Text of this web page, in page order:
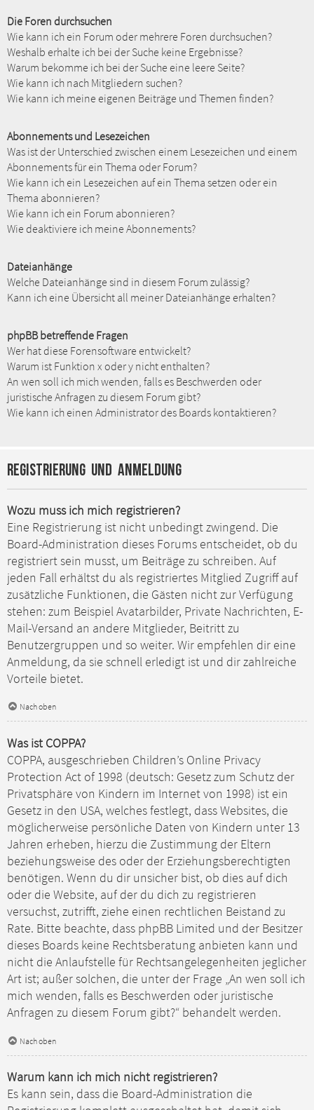
Die Foren durchsuchen
Wie kann ich ein Forum oder mehrere Foren durchsuchen?
Weshalb erhalte ich bei der Suche keine Ergebnisse?
Warum bekomme ich bei der Suche eine leere Seite?
Wie kann ich nach Mitgliedern suchen?
Wie kann ich meine eigenen Beiträge und Themen finden?
Abonnements und Lesezeichen
Was ist der Unterschied zwischen einem Lesezeichen und einem
Abonnements für ein Thema oder Forum?
Wie kann ich ein Lesezeichen auf ein Thema setzen oder ein
Thema abonnieren?
Wie kann ich ein Forum abonnieren?
Wie deaktiviere ich meine Abonnements?
Dateianhänge
Welche Dateianhänge sind in diesem Forum zulässig?
Kann ich eine Übersicht all meiner Dateianhänge erhalten?
phpBB betreffende Fragen
Wer hat diese Forensoftware entwickelt?
Warum ist Funktion x oder y nicht enthalten?
An wen soll ich mich wenden, falls es Beschwerden oder
juristische Anfragen zu diesem Forum gibt?
Wie kann ich einen Administrator des Boards kontaktieren?
Registrierung und Anmeldung
Wozu muss ich mich registrieren?
Eine Registrierung ist nicht unbedingt zwingend. Die
Board-Administration dieses Forums entscheidet, ob du
registriert sein musst, um Beiträge zu schreiben. Auf
jeden Fall erhältst du als registriertes Mitglied Zugriff auf
zusätzliche Funktionen, die Gästen nicht zur Verfügung
stehen: zum Beispiel Avatarbilder, Private Nachrichten, E-
Mail-Versand an andere Mitglieder, Beitritt zu
Benutzergruppen und so weiter. Wir empfehlen dir eine
Anmeldung, da sie schnell erledigt ist und dir zahlreiche
Vorteile bietet.
Nach oben
Was ist COPPA?
COPPA, ausgeschrieben Children’s Online Privacy
Protection Act of 1998 (deutsch: Gesetz zum Schutz der
Privatsphäre von Kindern im Internet von 1998) ist ein
Gesetz in den USA, welches festlegt, dass Websites, die
möglicherweise persönliche Daten von Kindern unter 13
Jahren erheben, hierzu die Zustimmung der Eltern
beziehungsweise des oder der Erziehungsberechtigten
benötigen. Wenn du dir unsicher bist, ob dies auf dich
oder die Website, auf der du dich zu registrieren
versuchst, zutrifft, ziehe einen rechtlichen Beistand zu
Rate. Bitte beachte, dass phpBB Limited und der Besitzer
dieses Boards keine Rechtsberatung anbieten kann und
nicht die Anlaufstelle für Rechtsangelegenheiten jeglicher
Art ist; außer solchen, die unter der Frage „An wen soll ich
mich wenden, falls es Beschwerden oder juristische
Anfragen zu diesem Forum gibt?“ behandelt werden.
Nach oben
Warum kann ich mich nicht registrieren?
Es kann sein, dass die Board-Administration die